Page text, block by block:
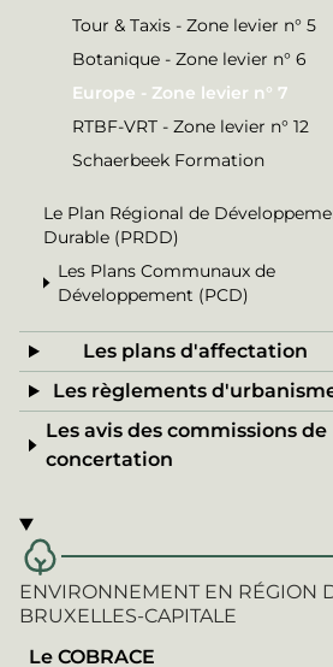
Tour & Taxis - Zone levier n° 5
Botanique - Zone levier n° 6
Europe - Zone levier n° 7
RTBF-VRT - Zone levier n° 12
Schaerbeek Formation
Le Plan Régional de
Durable (PRDD)
Les Plans Communaux de
Développement (PCD)
Les plans d'affectation
Les règlements
Les avis des commissions de
concertation
ENVIRONNEMENT EN RÉGION
BRUXELLES-CAPITALE
Le COBRACE